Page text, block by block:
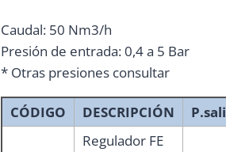
Caudal: 50 Nm3/h
Presión de entrada: 0,4 a 5 Bar
* Otras presiones consultar
CÓDIGO DESCRIPCIÓN
Regulador FE